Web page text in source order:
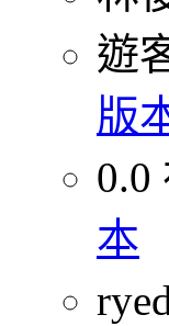
遊
版
0.0
本